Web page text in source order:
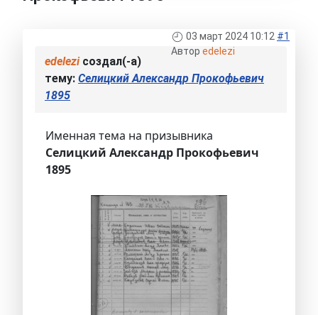
03 март 2024 10:12 #1
Автор edelezi
edeleziсоздал(-а)
тему: Селицкий Александр Прокофьевич
1895
Именная тема на призывника
Селицкий Александр Прокофьевич
1895